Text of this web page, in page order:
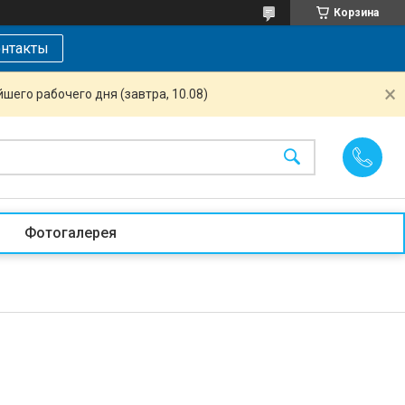
Корзина
рабочего дня (завтра, 10.08)
Фотогалерея